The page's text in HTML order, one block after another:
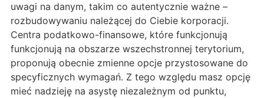
uwagi na danym, takim co autentycznie ważne –
rozbudowywaniu należącej do Ciebie korporacji.
Centra podatkowo-finansowe, które funkcjonują
funkcjonują na obszarze wszechstronnej terytorium,
proponują obecnie zmienne opcje przystosowane do
specyficznych wymagań. Z tego względu masz opcję
mieć nadzieję na asystę niezależnym od punktu,